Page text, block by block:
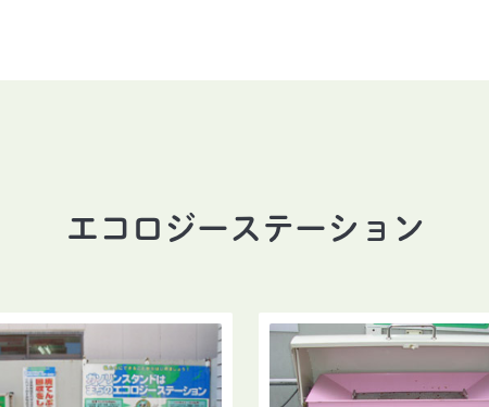
エコロジーステーション